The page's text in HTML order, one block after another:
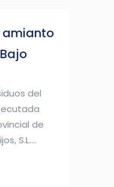
amianto
del
de
S.L....